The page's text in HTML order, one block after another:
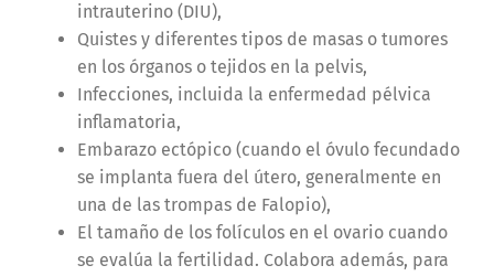
intrauterino (DIU),
Quistes y diferentes tipos de masas o tumores
en los órganos o tejidos en la pelvis,
Infecciones, incluida la enfermedad pélvica
inflamatoria,
Embarazo ectópico (cuando el óvulo fecundado
se implanta fuera del útero, generalmente en
una de las trompas de Falopio),
El tamaño de los folículos en el ovario cuando
se evalúa la fertilidad. Colabora además, para